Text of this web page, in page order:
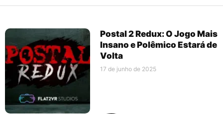
Postal 2 Redux: O Jogo Mais
Insano e Polêmico Estará de
Volta
17 de junho de 2025